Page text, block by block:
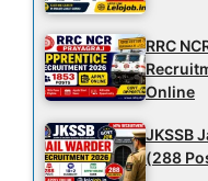
RRC
Online
JKSSB
(288